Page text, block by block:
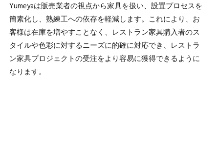
Yumeyaは販売業者の視点から家具を扱い、設置プロセスを
簡素化し、熟練工への依存を軽減します。これにより、お
客様は在庫を増やすことなく、レストラン家具購入者のス
タイルや色彩に対するニーズに的確に対応でき、レストラ
ン家具プロジェクトの受注をより容易に獲得できるように
なります。